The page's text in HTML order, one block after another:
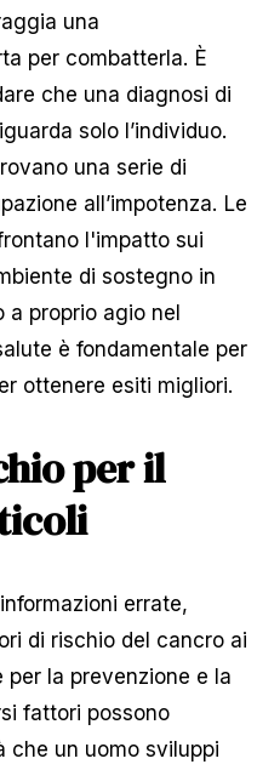
una
per combatterla. È
che una diagnosi di
solo l’individuo.
una serie di
l'impatto sui
di sostegno in
a proprio agio nel
è fondamentale per
ottenere esiti migliori.
per il
errate,
di rischio del cancro ai
la prevenzione e la
fattori possono
che un uomo sviluppi